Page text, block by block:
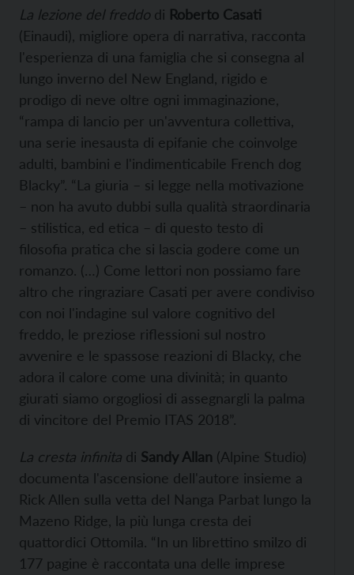
La lezione del freddo di Roberto Casati
(Einaudi), migliore opera di narrativa, racconta
l'esperienza di una famiglia che si consegna al
lungo inverno del New England, rigido e
prodigo di neve oltre ogni immaginazione,
“rampa di lancio per un'avventura collettiva,
una serie inesausta di epifanie che coinvolge
adulti, bambini e l'indimenticabile French dog
Blacky”. “La giuria – si legge nella motivazione
– non ha avuto dubbi sulla qualità straordinaria
– stilistica, ed etica – di questo testo di
filosofia pratica che si lascia godere come un
romanzo. (…) Come lettori non possiamo fare
altro che ringraziare Casati per avere condiviso
con noi l'indagine sul valore cognitivo del
freddo, le preziose riflessioni sul nostro
avvenire e le spassose reazioni di Blacky, che
adora il calore come una divinità; in quanto
giurati siamo orgogliosi di assegnargli la palma
di vincitore del Premio ITAS 2018”.
La cresta infinita di Sandy Allan (Alpine Studio)
documenta l'ascensione dell'autore insieme a
Rick Allen sulla vetta del Nanga Parbat lungo la
Mazeno Ridge, la più lunga cresta dei
quattordici Ottomila. “In un librettino smilzo di
177 pagine è raccontata una delle imprese